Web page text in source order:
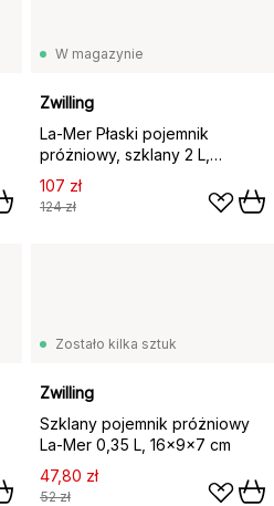
W magazynie
Zwilling
La-Mer Płaski pojemnik
próżniowy, szklany 2 L,
24,5x18,5x9 cm
107 zł
124 zł
Zostało kilka sztuk
Zwilling
Szklany pojemnik próżniowy
La-Mer 0,35 L, 16x9x7 cm
47,80 zł
52 zł